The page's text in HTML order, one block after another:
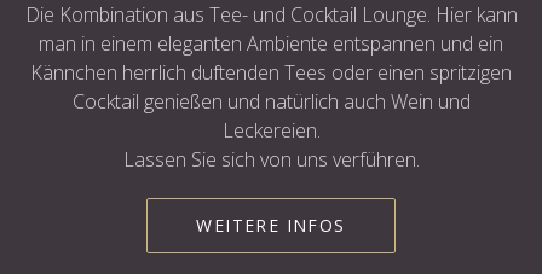
Die Kombination aus Tee- und Cocktail Lounge. Hier kann
man in einem eleganten Ambiente entspannen und ein
Kännchen herrlich duftenden Tees oder einen spritzigen
Cocktail genießen und natürlich auch Wein und
Leckereien.
Lassen Sie sich von uns verführen.
WEITERE INFOS